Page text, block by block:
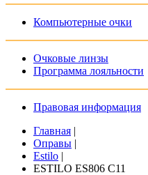
Компьютерные очки
Очковые линзы
Программа лояльности
Правовая информация
Главная |
Оправы |
Estilo |
ESTILO ES806 C11